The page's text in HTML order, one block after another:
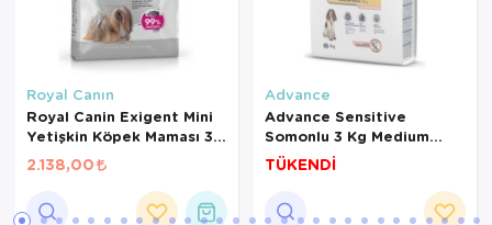
Royal Canın
Royal Canin Exigent Mini
Yetişkin Köpek Maması 3
Kg
2.138,00
Advance
Advance Sensitive
Somonlu 3 Kg Medium
Yetişkin Köpek Maması
TÜKENDİ